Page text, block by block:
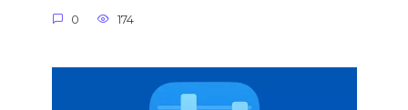
0 174